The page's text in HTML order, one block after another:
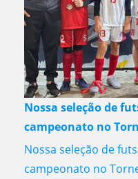
Nossa seleção de
campeonato no
Nossa seleção de
campeonato no